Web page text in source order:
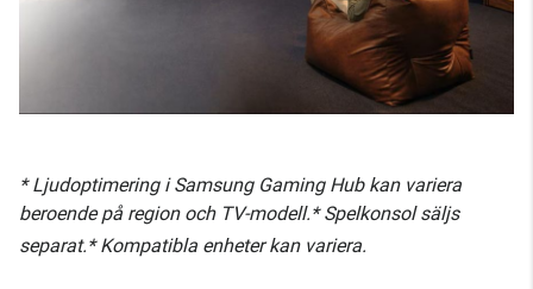
* Ljudoptimering i Samsung Gaming Hub kan variera
beroende på region och TV-modell.* Spelkonsol säljs
separat.* Kompatibla enheter kan variera.